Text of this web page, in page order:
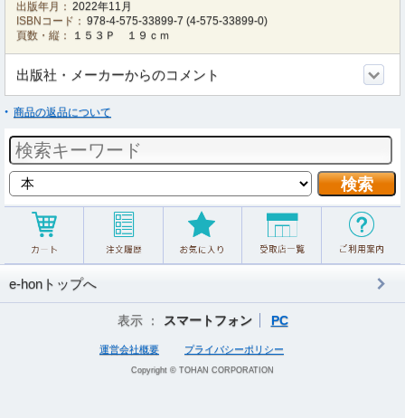
出版年月： 2022年11月
ISBNコード： 978-4-575-33899-7 (4-575-33899-0)
頁数・縦：
１５３Ｐ １９ｃｍ
出版社・メーカーからのコメント
商品の返品について
e-honトップへ
表示 ： スマートフォン PC
運営会社概要 プライバシーポリシー
Copyright © TOHAN CORPORATION